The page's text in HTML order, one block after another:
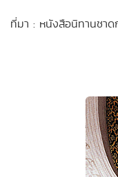
ที่มา : หนังสือนิทานชา